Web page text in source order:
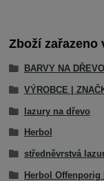
Zboží zařazeno
BARVY NA DŘEVO
VÝROBCE |
lazury na dřevo
Herbol
středněvrstvá
Herbol Offenporig